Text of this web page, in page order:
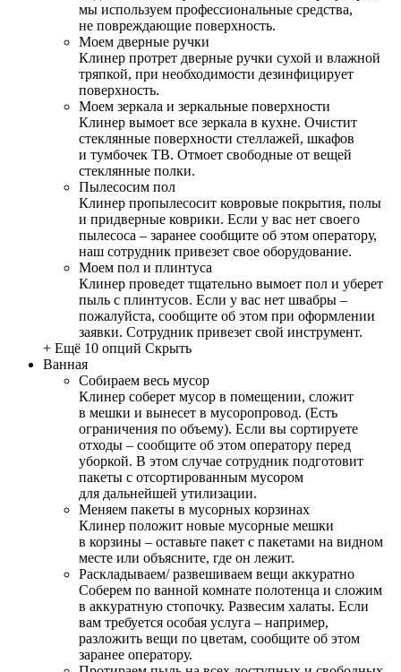
мы используем профессиональные средства,
не повреждающие поверхность.
Моем дверные ручки
Клинер протрет дверные ручки сухой и влажной
тряпкой, при необходимости дезинфицирует
поверхность.
Моем зеркала и зеркальные поверхности
Клинер вымоет все зеркала в кухне. Очистит
стеклянные поверхности стеллажей, шкафов
и тумбочек ТВ. Отмоет свободные от вещей
стеклянные полки.
Пылесосим пол
Клинер пропылесосит ковровые покрытия, полы
и придверные коврики. Если у вас нет своего
пылесоса – заранее сообщите об этом оператору,
наш сотрудник привезет свое оборудование.
Моем пол и плинтуса
Клинер проведет тщательно вымоет пол и уберет
пыль с плинтусов. Если у вас нет швабры –
пожалуйста, сообщите об этом при оформлении
заявки. Сотрудник привезет свой инструмент.
+ Ещё 10 опций Скрыть
Ванная
Собираем весь мусор
Клинер соберет мусор в помещении, сложит
в мешки и вынесет в мусоропровод. (Есть
ограничения по объему). Если вы сортируете
отходы – сообщите об этом оператору перед
уборкой. В этом случае сотрудник подготовит
пакеты с отсортированным мусором
для дальнейшей утилизации.
Меняем пакеты в мусорных корзинах
Клинер положит новые мусорные мешки
в корзины – оставьте пакет с пакетами на видном
месте или объясните, где он лежит.
Раскладываем/ развешиваем вещи аккуратно
Соберем по ванной комнате полотенца и сложим
в аккуратную стопочку. Развесим халаты. Если
вам требуется особая услуга – например,
разложить вещи по цветам, сообщите об этом
заранее оператору.